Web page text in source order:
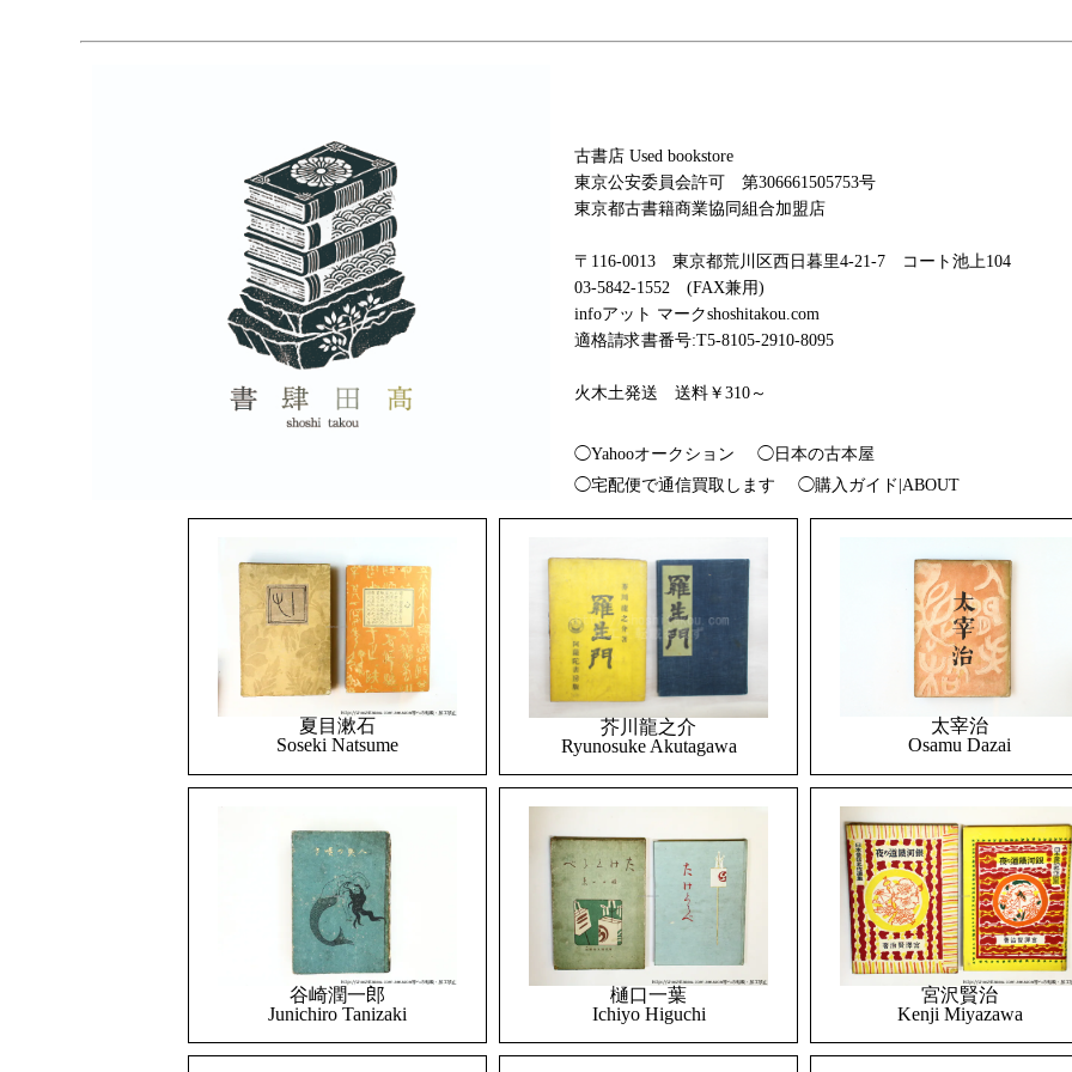
古書店 Used bookstore
東京公安委員会許可 第306661505753号
東京都古書籍商業協同組合加盟店
〒116-0013 東京都荒川区西日暮里4-21-7 コート池上104
03-5842-1552 (FAX兼用)
infoアット マークshoshitakou.com
適格請求書番号:T5-8105-2910-8095
火木土発送 送料￥310～
◯Yahooオークション
◯日本の古本屋
◯宅配便で通信買取します
◯購入ガイド|ABOUT
夏目漱石
Soseki Natsume
芥川龍之介
Ryunosuke Akutagawa
太宰治
Osamu Dazai
谷崎潤一郎
Junichiro Tanizaki
樋口一葉
Ichiyo Higuchi
宮沢賢治
Kenji Miyazawa